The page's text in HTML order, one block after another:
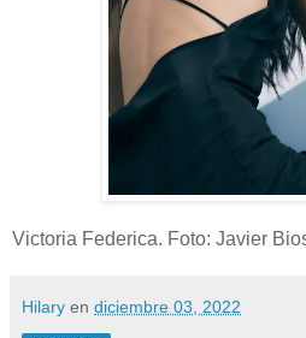
Victoria Federica. Foto: Javier
Hilary en diciembre 03, 2022